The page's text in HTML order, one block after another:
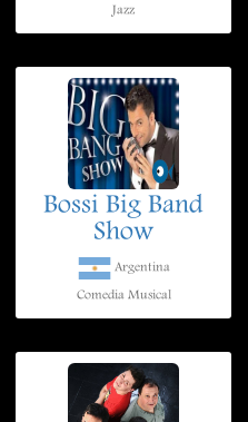
Jazz
Bossi Big Band
Show
Argentina
Comedia Musical